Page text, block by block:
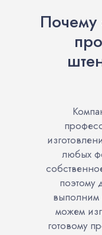
Почему
любых
поэтому
выполним
можем
готовому